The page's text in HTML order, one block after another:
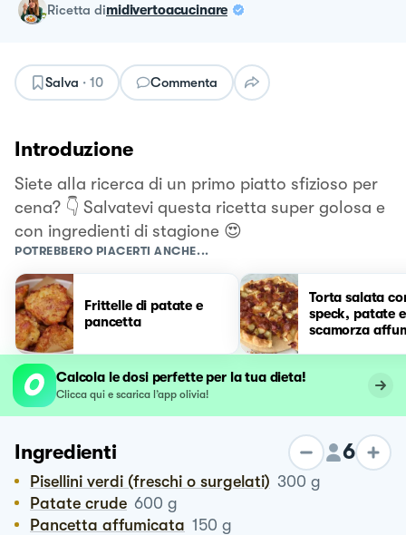
ricetta dimidivertoacucinare
Salva · 10 Commenta
Introduzione
Siete alla ricerca di un primo piatto sfizioso per
cena? 👇 Salvatevi questa ricetta super golosa e
con ingredienti di stagione 😍
POTREBBERO PIACERTI ANCHE...
Frittelle di patate e
pancetta
Torta salata
speck, patate e
scamorza
Calcola le dosi perfette per la tua dieta!
Clicca qui e scarica l’app olivia!
Ingredienti 6
Pisellini verdi (freschi o surgelati) 300 g
Patate crude 600 g
Pancetta affumicata 150 g